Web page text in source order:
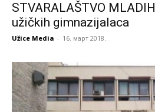
STVARALAŠTVO
užičkih gimnazijalaca
Užice Media - 16. март 2018.